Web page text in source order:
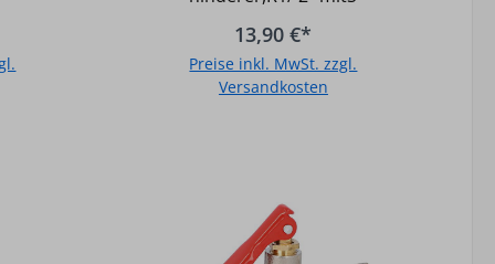
13,90 €*
Preise inkl. MwSt. zzgl.
Versandkosten